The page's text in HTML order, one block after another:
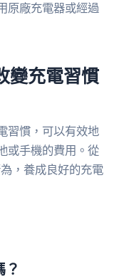
原廠充電器或經過
變充電習慣
習慣，可以有效地
或手機的費用。從
，養成良好的充電